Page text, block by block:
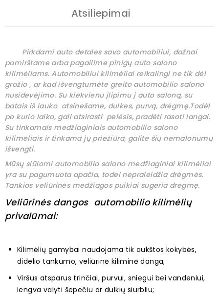
Atsiliepimai
Pirkdami auto detales savo automobiliui, dažnai
pamirštame arba pagailime pinigų auto salono
kilimėliams. Automobiliui kilimėliai reikalingi ne tik dėl
grožio , ar kad išvengtumėte greito automobilio salono
nusidevėjimo. Su kiekvienu įlipimu į auto saloną, su
batais iš lauko atsinešame, dulkes, purvą, drėgmę.Todėl
po kurio laiko, gali atsirasti pelėsis, pradėti rasoti langai.
Su tinkamais medžiaginiais automobilio salono
kilimėliais ir tinkama jų priežiūra, galite šių nemalonumų
išvengti.
Mūsų siūlomi automobilio salono medžiaginiai kilimėliai
yra su pagumuota apačia, todel nepraleidžia drėgmės.
Tankios veliūrinės medžiagos puikiai sugeria drėgmę.
Veliūrinės dangos automobilio kilimėlių
privalūmai:
Kilimėlių gamybai naudojama tik aukštos kokybės,
didelio tankumo, veliūrinė kiliminė danga;
Viršus atsparus trinčiai, purvui, sniegui bei vandeniui,
lengva valyti šepečiu ar dulkių siurbliu;